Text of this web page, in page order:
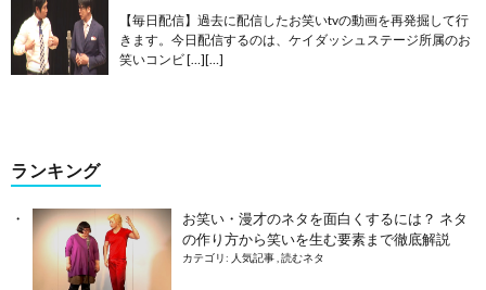
【毎日配信】過去に配信したお笑いtvの動画を再発掘して行
きます。今日配信するのは、ケイダッシュステージ所属のお
笑いコンビ […][…]
ランキング
お笑い・漫才のネタを面白くするには？ ネタ
の作り方から笑いを生む要素まで徹底解説
カテゴリ: 人気記事 読むネタ